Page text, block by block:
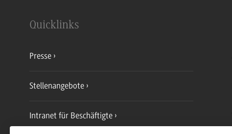
Quicklinks
Presse
Stellenangebote
Intranet für Beschäftigte